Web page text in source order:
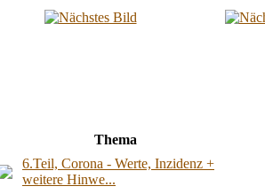
Thema
6.Teil, Corona - Werte, Inzidenz +
weitere Hinwe...